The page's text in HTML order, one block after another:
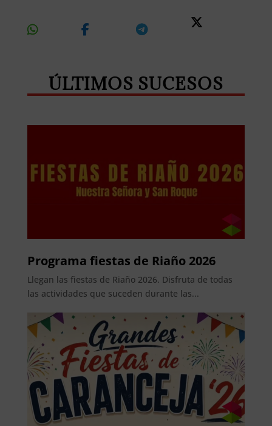
ÚLTIMOS SUCESOS
Programa fiestas de Riaño 2026
Llegan las fiestas de Riaño 2026. Disfruta de todas
las actividades que suceden durante las...